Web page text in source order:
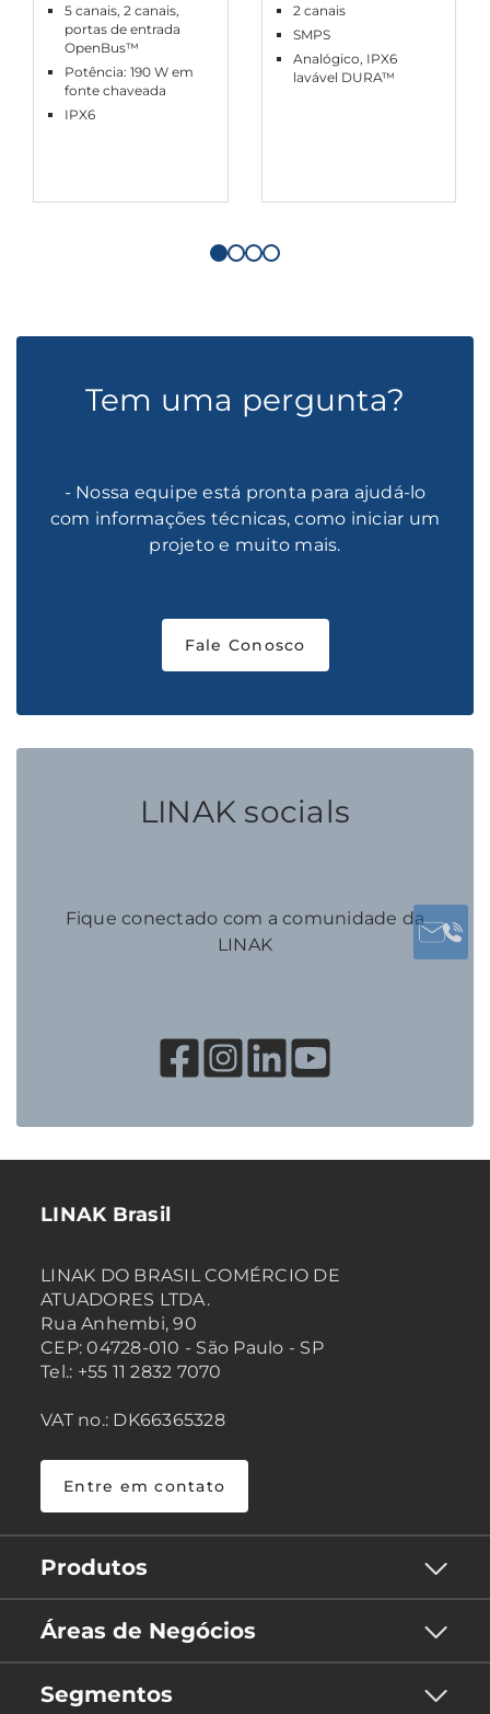
5 canais, 2 canais,
portas de entrada
OpenBus™
Potência: 190 W em
fonte chaveada
IPX6
2 canais
SMPS
Analógico, IPX6
lavável DURA™
Tem uma pergunta?
- Nossa equipe está pronta para ajudá-lo
com informações técnicas, como iniciar um
projeto e muito mais.
Fale Conosco
LINAK socials
Fique conectado com a comunidade da
LINAK
LINAK Brasil
LINAK DO BRASIL COMÉRCIO DE
ATUADORES LTDA.
Rua Anhembi, 90
CEP: 04728-010 - São Paulo - SP
Tel.: +55 11 2832 7070
VAT no.: DK66365328
Entre em contato
Produtos
Áreas de Negócios
Segmentos